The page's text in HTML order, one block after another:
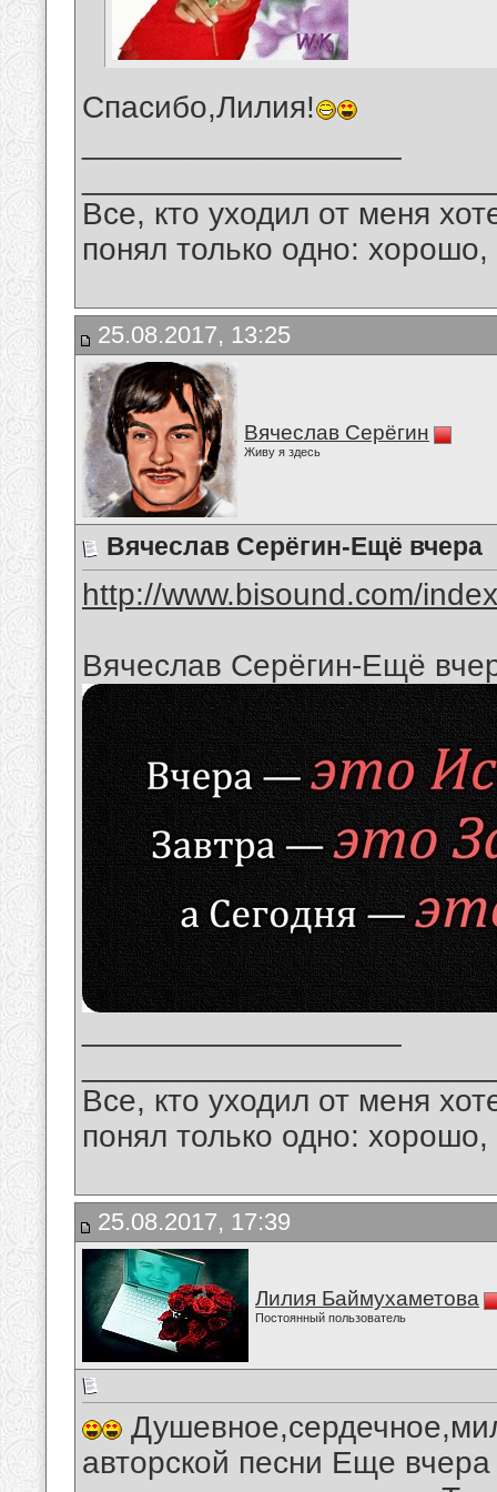
Спасибо,Лилия!
Все, кто уходил от меня
понял только одно:
25.08.2017, 13:25
Вячеслав Серёгин
Живу я здесь
Вячеслав Серёгин-Ещё вчера
http://www.bisound.com/
Вячеслав Серёгин-Ещё
Все, кто уходил от меня
понял только одно:
25.08.2017, 17:39
Лилия Баймухаметова
Постоянный пользователь
авторской песни Еще